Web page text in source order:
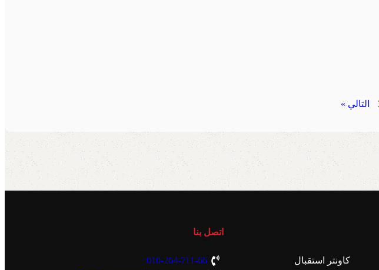
التالي »
كاونتر استقبال
اتصل بنا
010-264-711-66